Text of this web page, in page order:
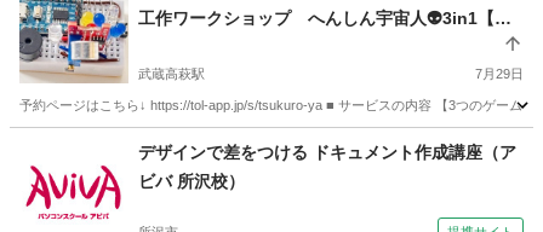
工作ワークショップ へんしん宇宙人👽3in1【持
武蔵高萩駅 7月29日
予約ページはこちら↓ https://tol-app.jp/s/tsukuro-ya ■ サービスの内容 【3つのゲーム
武蔵高萩駅 プログラミング 電子工作
デザインで差をつける ドキュメント作成講座（ア
ビバ 所沢校）